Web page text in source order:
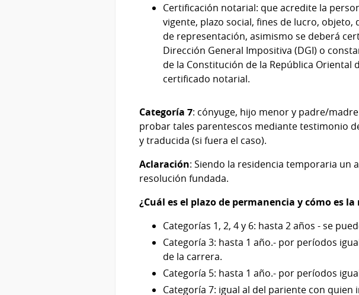
Certificación notarial: que acredite la
vigente, plazo social, fines de lucro,
de representación, asimismo se deberá
Dirección General Impositiva (DGI) o
de la Constitución de la República Oriental
certificado notarial.
Categoría 7: cónyuge, hijo menor y padre/
probar tales parentescos mediante testimonio
y traducida (si fuera el caso).
Aclaración: Siendo la residencia temporaria un
resolución fundada.
¿Cuál es el plazo de permanencia y cómo es
Categorías 1, 2, 4 y 6: hasta 2 años - se
Categoría 3: hasta 1 año.- por períodos
de la carrera.
Categoría 5: hasta 1 año.- por períodos
Categoría 7: igual al del pariente con quien